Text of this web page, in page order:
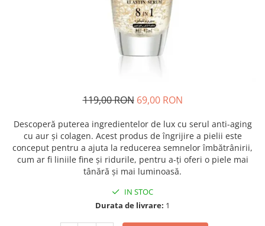
119,00 RON 69,00 RON
Descoperă puterea ingredientelor de lux cu serul anti-aging
cu aur și colagen. Acest produs de îngrijire a pielii este
conceput pentru a ajuta la reducerea semnelor îmbătrânirii,
cum ar fi liniile fine și ridurile, pentru a-ți oferi o piele mai
tânără și mai luminoasă.
IN STOC
Durata de livrare: 1